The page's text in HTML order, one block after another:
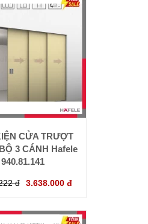
CỬA TRƯỢT
3 CÁNH Hafele
940.81.141
đ 3.638.000 đ